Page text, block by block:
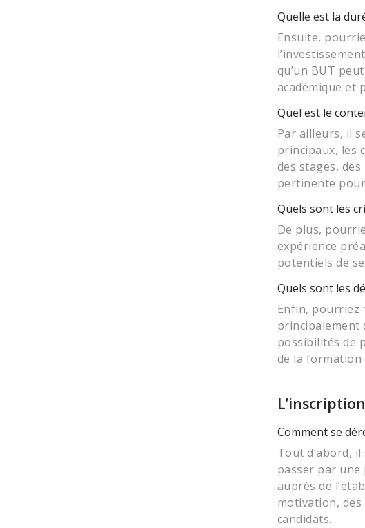
Quelle est la
Ensuite,
qu’un BUT
académique et
Quel est le
Par ailleurs, il
principaux, les
des stages,
pertinente
Quels sont les
De plus,
expérience
potentiels de
Quels sont les
Enfin,
principalement
possibilités de
de la
Comment se
Tout d’abord,
passer par
auprès de
motivation,
candidats.